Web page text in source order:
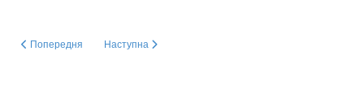
Попередня стаття: Спеціалізована вчена рада
Попередня Наступна стаття: конкурс на заміщення посади
Наступна